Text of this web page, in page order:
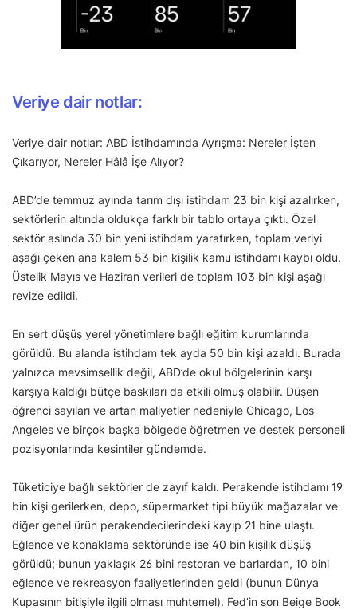
Veriye dair notlar:
Veriye dair notlar: ABD İstihdamında Ayrışma: Nereler İşten
Çıkarıyor, Nereler Hâlâ İşe Alıyor?
ABD’de temmuz ayında tarım dışı istihdam 23 bin kişi azalırken,
sektörlerin altında oldukça farklı bir tablo ortaya çıktı. Özel
sektör aslında 30 bin yeni istihdam yaratırken, toplam veriyi
aşağı çeken ana kalem 53 bin kişilik kamu istihdamı kaybı oldu.
Üstelik Mayıs ve Haziran verileri de toplam 103 bin kişi aşağı
revize edildi.
En sert düşüş yerel yönetimlere bağlı eğitim kurumlarında
görüldü. Bu alanda istihdam tek ayda 50 bin kişi azaldı. Burada
yalnızca mevsimsellik değil, ABD’de okul bölgelerinin karşı
karşıya kaldığı bütçe baskıları da etkili olmuş olabilir. Düşen
öğrenci sayıları ve artan maliyetler nedeniyle Chicago, Los
Angeles ve birçok başka bölgede öğretmen ve destek personeli
pozisyonlarında kesintiler gündemde.
Tüketiciye bağlı sektörler de zayıf kaldı. Perakende istihdamı 19
bin kişi gerilerken, depo, süpermarket tipi büyük mağazalar ve
diğer genel ürün perakendecilerindeki kayıp 21 bine ulaştı.
Eğlence ve konaklama sektöründe ise 40 bin kişilik düşüş
görüldü; bunun yaklaşık 26 bini restoran ve barlardan, 10 bini
eğlence ve rekreasyon faaliyetlerinden geldi (bunun Dünya
Kupasının bitişiyle ilgili olması muhtemel). Fed’in son Beige Book